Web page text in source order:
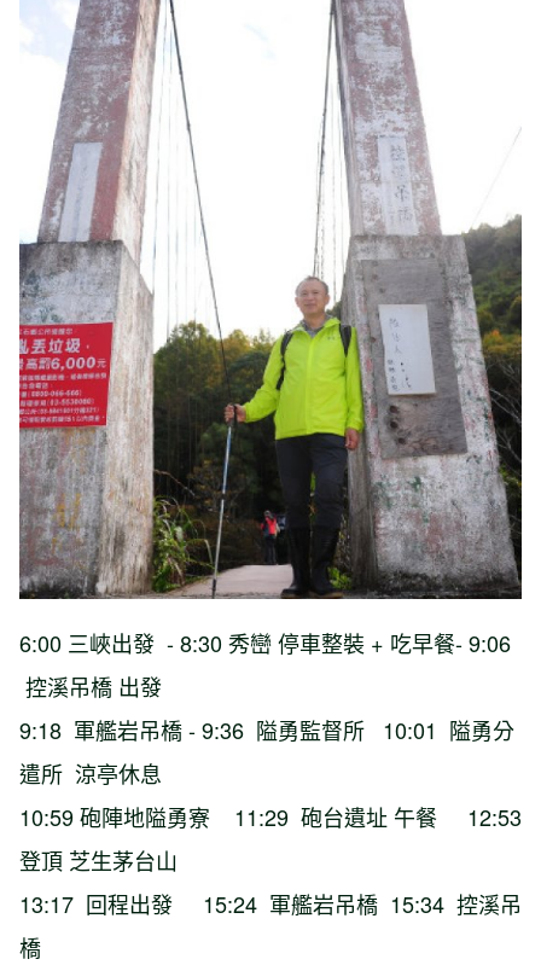
6:00 三峽出發 - 8:30 秀巒 停車整裝 + 吃早餐- 9:06
控溪吊橋 出發
9:18 軍艦岩吊橋 - 9:36 隘勇監督所 10:01 隘勇分
遣所 涼亭休息
10:59 砲陣地隘勇寮 11:29 砲台遺址 午餐 12:53
登頂 芝生茅台山
13:17 回程出發 15:24 軍艦岩吊橋 15:34 控溪吊
橋